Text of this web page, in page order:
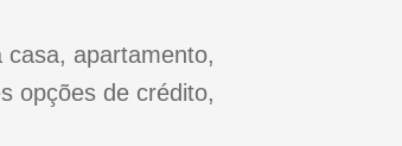
apartamento,
opções de crédito,